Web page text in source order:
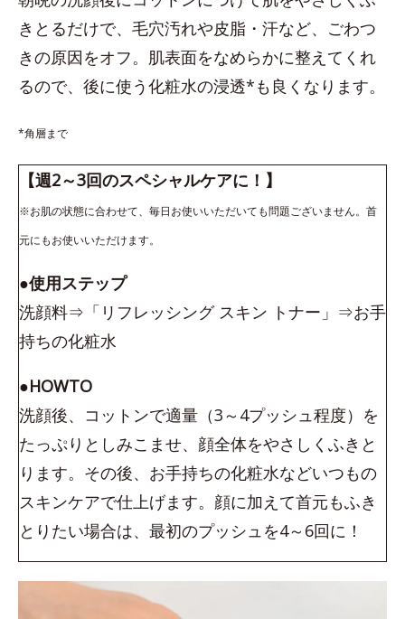
きとるだけで、毛穴汚れや皮脂・汗など、ごわつ
きの原因をオフ。肌表面をなめらかに整えてくれ
るので、後に使う化粧水の浸透*も良くなります。
*角層まで
【週2～3回のスペシャルケアに！】
※お肌の状態に合わせて、毎日お使いいただいても問題ございません。首
元にもお使いいただけます。
●使用ステップ
洗顔料⇒「リフレッシング スキン トナー」⇒お手
持ちの化粧水
●HOWTO
洗顔後、コットンで適量（3～4プッシュ程度）を
たっぷりとしみこませ、顔全体をやさしくふきと
ります。その後、お手持ちの化粧水などいつもの
スキンケアで仕上げます。顔に加えて首元もふき
とりたい場合は、最初のプッシュを4～6回に！